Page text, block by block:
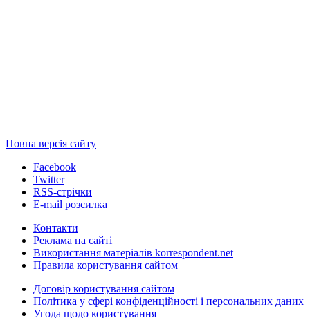
Повна версія сайту
Facebook
Twitter
RSS-стрічки
E-mail розсилка
Контакти
Реклама на сайті
Використання матеріалів korrespondent.net
Правила користування сайтом
Договір користування сайтом
Політика у сфері конфіденційності і персональних даних
Угода щодо користування